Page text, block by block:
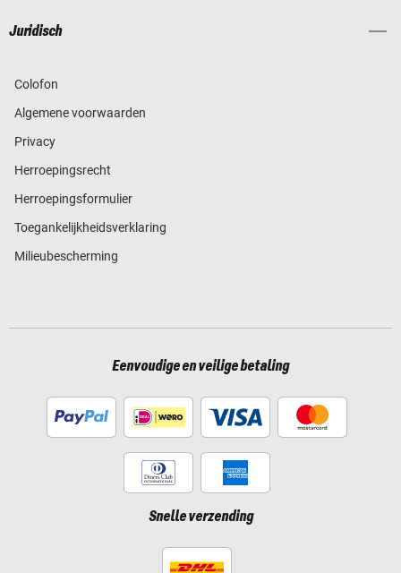
Juridisch
Colofon
Algemene voorwaarden
Privacy
Herroepingsrecht
Herroepingsformulier
Toegankelijkheidsverklaring
Milieubescherming
Eenvoudige en veilige betaling
Snelle verzending